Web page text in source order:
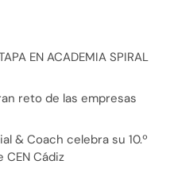
EN ACADEMIA SPIRAL
reto de las empresas
& Coach celebra su 10.º
Cádiz